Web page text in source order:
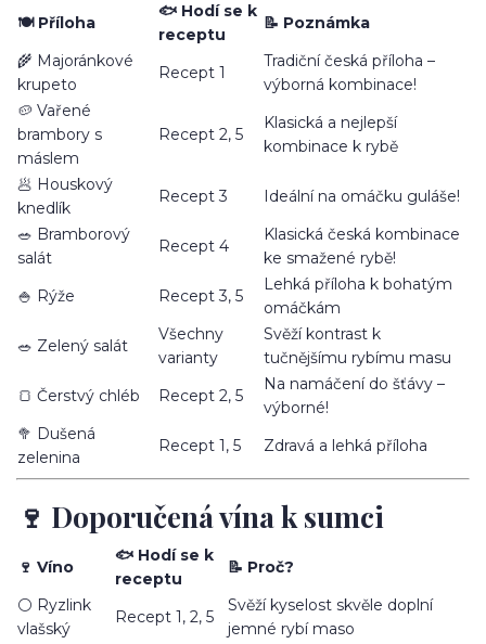
🍽️ Příloha
🐟 Hodí se k
receptu
📝 Poznámka
🌾 Majoránkové
krupeto
Recept 1
Tradiční česká příloha –
výborná kombinace!
🥔 Vařené
brambory s
máslem
Recept 2, 5
Klasická a nejlepší
kombinace k rybě
🥟 Houskový
knedlík
Recept 3
Ideální na omáčku guláše!
🥗 Bramborový
salát
Recept 4
Klasická česká kombinace
ke smažené rybě!
🍚 Rýže
Recept 3, 5
Lehká příloha k bohatým
omáčkám
🥗 Zelený salát
Všechny
varianty
Svěží kontrast k
tučnějšímu rybímu masu
🍞 Čerstvý chléb
Recept 2, 5
Na namáčení do šťávy –
výborné!
🥦 Dušená
zelenina
Recept 1, 5 Zdravá a lehká příloha
🍷 Doporučená vína k sumci
🍷 Víno
🐟 Hodí se k
receptu
📝 Proč?
⚪ Ryzlink
vlašský
Recept 1, 2, 5
Svěží kyselost skvěle doplní
jemné rybí maso